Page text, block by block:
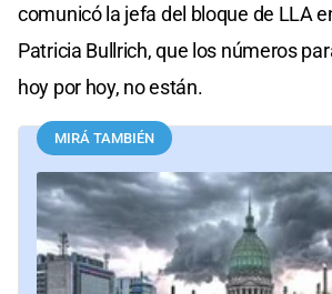
comunicó la jefa del bloque de LLA
Patricia Bullrich, que los números
hoy por hoy, no están.
MIRÁ TAMBIÉN